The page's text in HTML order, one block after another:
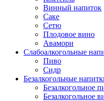
Винный напиток
Саке
Сетю
Плодовое вино
Авамори
Слабоалкогольные
Пиво
Сидр
Безалкогольные
Безалкогольное
Безалкогольное